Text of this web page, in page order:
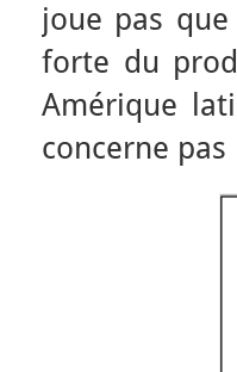
joue pas
forte du
Amérique
concerne